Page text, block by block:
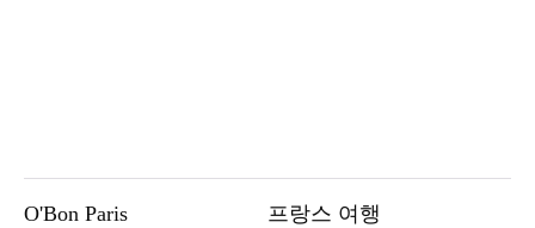
O'Bon Paris 프랑스 여행